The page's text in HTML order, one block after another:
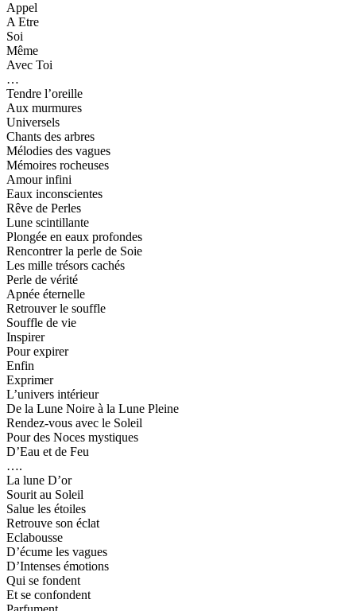
Appel
A Etre
Soi
Même
Avec Toi
…
Tendre l’oreille
Aux murmures
Universels
Chants des arbres
Mélodies des vagues
Mémoires rocheuses
Amour infini
Eaux inconscientes
Rêve de Perles
Lune scintillante
Plongée en eaux profondes
Rencontrer la perle de Soie
Les mille trésors cachés
Perle de vérité
Apnée éternelle
Retrouver le souffle
Souffle de vie
Inspirer
Pour expirer
Enfin
Exprimer
L’univers intérieur
De la Lune Noire à la Lune Pleine
Rendez-vous avec le Soleil
Pour des Noces mystiques
D’Eau et de Feu
….
La lune D’or
Sourit au Soleil
Salue les étoiles
Retrouve son éclat
Eclabousse
D’écume les vagues
D’Intenses émotions
Qui se fondent
Et se confondent